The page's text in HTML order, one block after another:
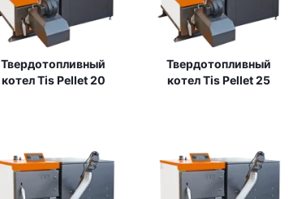
Твердотопливный
котел Tis Pellet 20
Твердотопливный
котел Tis Pellet 25